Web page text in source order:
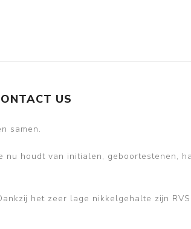
US
samen.
houdt van initialen, geboortestenen,
het zeer lage nikkelgehalte zijn